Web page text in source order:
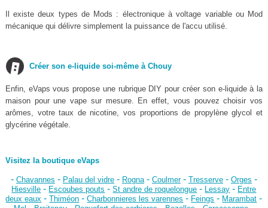
Il existe deux types de Mods : électronique à voltage variable ou Mod
mécanique qui délivre simplement la puissance de l'accu utilisé.
Créer son e-liquide soi-même à Chouy
Enfin, eVaps vous propose une rubrique DIY pour créer son e-liquide à la
maison pour une vape sur mesure. En effet, vous pouvez choisir vos
arômes, votre taux de nicotine, vos proportions de propylène glycol et
glycérine végétale.
Visitez la boutique eVaps
- Chavannes - Palau del vidre- Rogna- Coulmer- Tresserve- Orges -
Hiesville - Escoubes pouts -St andre de roquelongue - Lessay - Entre
deux eaux -Thiméon -Charbonnieres les varennes - Feings - Marambat -